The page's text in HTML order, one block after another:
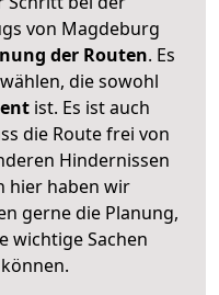
von Magdeburg
der Routen. Es
die sowohl
ist. Es ist auch
die Route frei von
Hindernissen
hier haben wir
gerne die Planung,
wichtige Sachen